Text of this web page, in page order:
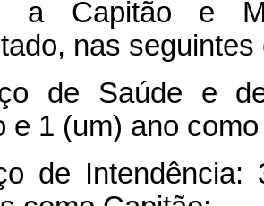
a Capitão e
nas
de Saúde e
e 1 (um) ano
de